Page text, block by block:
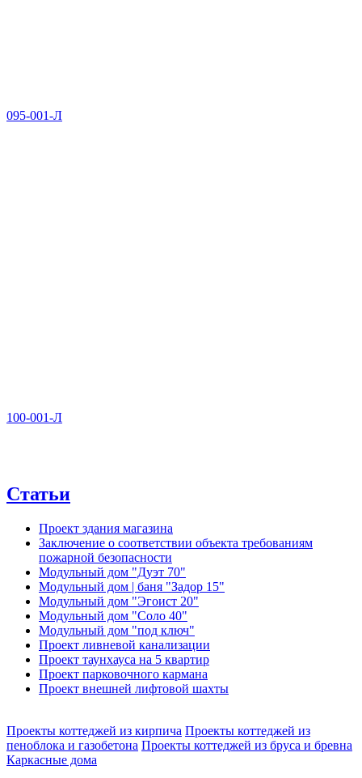
095-001-Л
100-001-Л
Статьи
Проект здания магазина
Заключение о соответствии объекта требованиям
пожарной безопасности
Модульный дом "Дуэт 70"
Модульный дом | баня "Задор 15"
Модульный дом "Эгоист 20"
Модульный дом "Соло 40"
Модульный дом "под ключ"
Проект ливневой канализации
Проект таунхауса на 5 квартир
Проект парковочного кармана
Проект внешней лифтовой шахты
Проекты коттеджей из кирпича Проекты коттеджей из
пеноблока и газобетона Проекты коттеджей из бруса и бревна
Каркасные дома